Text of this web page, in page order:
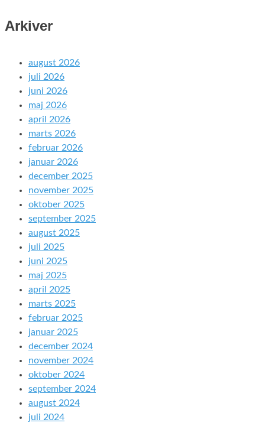
Arkiver
august 2026
juli 2026
juni 2026
maj 2026
april 2026
marts 2026
februar 2026
januar 2026
december 2025
november 2025
oktober 2025
september 2025
august 2025
juli 2025
juni 2025
maj 2025
april 2025
marts 2025
februar 2025
januar 2025
december 2024
november 2024
oktober 2024
september 2024
august 2024
juli 2024